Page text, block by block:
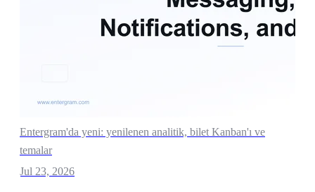
Entergram'da yeni: yenilenen analitik, bilet Kanban'ı ve
temalar
Jul 23, 2026